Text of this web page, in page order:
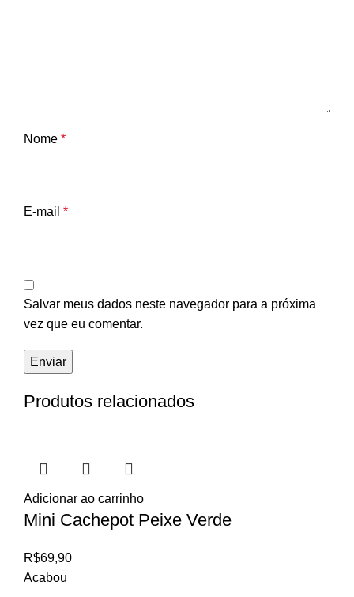
Nome *
E-mail *
Salvar meus dados neste navegador para a próxima
vez que eu comentar.
Produtos relacionados
Adicionar ao carrinho
Mini Cachepot Peixe Verde
R$69,90
Acabou